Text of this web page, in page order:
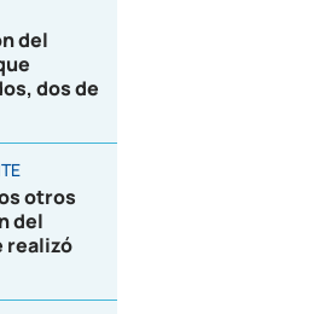
del
dos de
otros
del
realizó